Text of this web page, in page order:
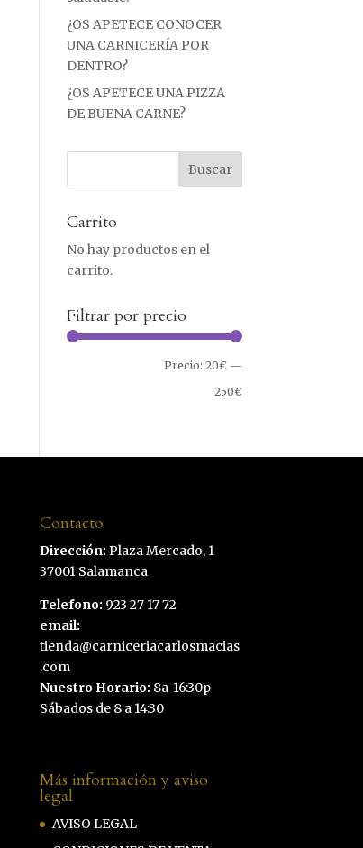
¿OS APETECE CONOCER
UNA CARNICERÍA POR
DENTRO?
¿OS APETECE UNA PIZZA
DE BUENA CARNE?
Carrito
No hay productos en el
carrito.
Filtrar por precio
Precio
mínimo
Precio
máximo
Precio: 20€—
250€
Contacto
Dirección: Plaza Mercado, 1
37001 Salamanca
Telefono: 923 27 17 72
email:
tienda@carniceriacarlosmacias
.com
Nuestro Horario: 8a-16:30p
Sábados de 8 a 14:30
Más información y aviso
legal
AVISO LEGAL